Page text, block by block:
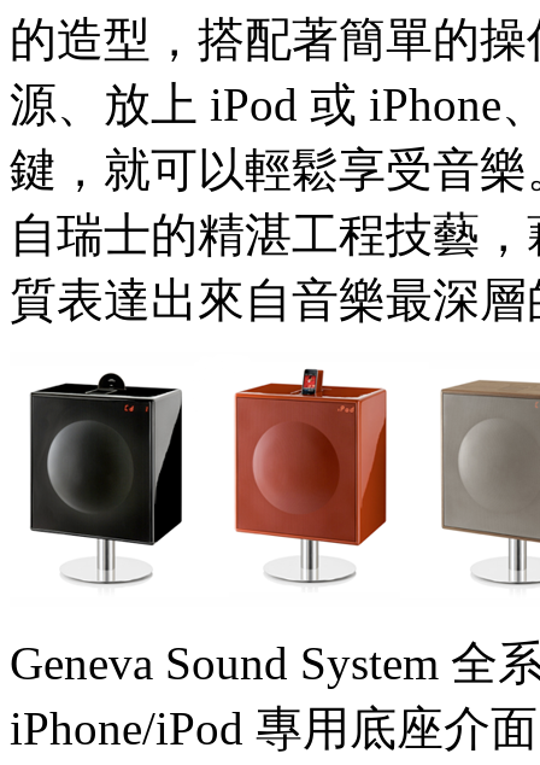
居家用品 Homeware
廚房餐具 Kitchenware
家飾 Decoration
文具 Stationery
風尚 Stylish
家電 Electronics
兒童用品 For Kids
寵物用品 For Pets
Design Talk
Design + Art
Food + Drink
Style + Fashion
News + Events
的造型，搭配著簡單的
源、放上 iPod 或 iPhone
鍵，就可以輕鬆享受音
自瑞士的精湛工程技藝
質表達出來自音樂最深
Geneva Sound System
iPhone/iPod 專用底座介